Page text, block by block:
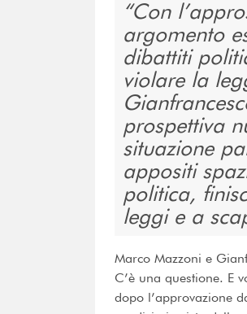
Con
argomento
dibattiti
violare la
prospettiva
situazione
appositi
politica,
leggi e a
Marco Mazzoni e
C’è una questione. E
dopo l’approvazione